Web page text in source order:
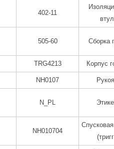
402-11
505-60 Сборка
TRG4213 Корпус
NH0107
N_PL
NH010704